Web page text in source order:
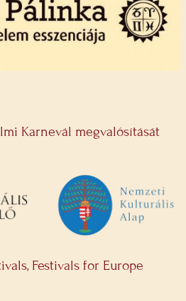
Karnevál megvalósítását
Festivals for Europe